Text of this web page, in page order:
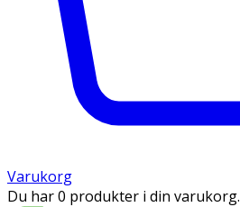
Varukorg
Du har 0 produkter i din varukorg.